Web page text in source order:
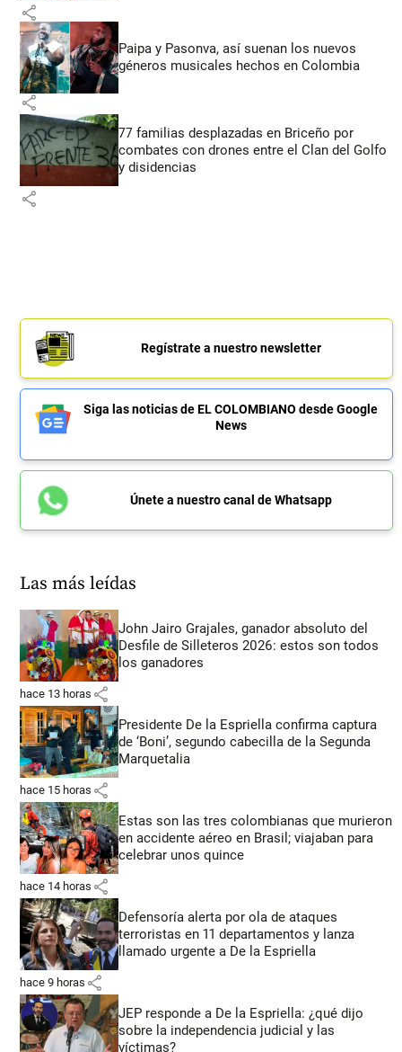
share
Paipa y Pasonva, así suenan los nuevos
géneros musicales hechos en Colombia
share
77 familias desplazadas en Briceño por
combates con drones entre el Clan del Golfo
y disidencias
share
Regístrate a nuestro newsletter
Siga las noticias de EL COLOMBIANO desde Google
News
Únete a nuestro canal de Whatsapp
Las más leídas
John Jairo Grajales, ganador absoluto del
Desfile de Silleteros 2026: estos son todos
los ganadores
hace 13 horas share
Presidente De la Espriella confirma captura
de ‘Boni’, segundo cabecilla de la Segunda
Marquetalia
hace 15 horas share
Estas son las tres colombianas que murieron
en accidente aéreo en Brasil; viajaban para
celebrar unos quince
hace 14 horas share
Defensoría alerta por ola de ataques
terroristas en 11 departamentos y lanza
llamado urgente a De la Espriella
hace 9 horas share
JEP responde a De la Espriella: ¿qué dijo
sobre la independencia judicial y las
víctimas?